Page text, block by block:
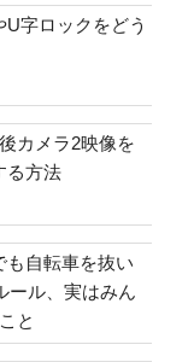
字ロックをどう
カメラ2映像を
る方法
も自転車を抜い
ール、実はみん
と